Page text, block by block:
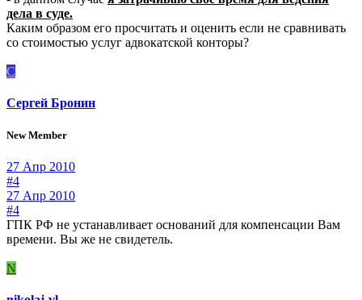
дела в суде.
Каким образом его просчитать и оценить если не сравнивать
со стоимостью услуг адвокатской конторы?
С
Сергей Бронин
New Member
27 Апр 2010
#4
27 Апр 2010
#4
ГПК РФ не устанавливает оснований для компенсации Вам
времени. Вы же не свидетель.
N